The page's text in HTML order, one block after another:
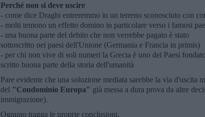
Perché non si deve uscire
- come dice Draghi entreremmo in un terreno sconosciuto con
- molti temono un effetto domino in particolare verso i famosi
- una buona parte del debito che non verrebbe pagato è stato
sottoscritto nei paesi dell'Unione (Germania e Francia in primis)
- per chi non vive di soli numeri la Grecia è uno dei Paesi
scritto buona parte della storia dell'umanità
Pare evidente che una soluzione mediata sarebbe la via d'uscita
del "Condominio Europa" già messa a dura prova da altre
immigrazione).
Ognuno tragga le proprie conclusioni.